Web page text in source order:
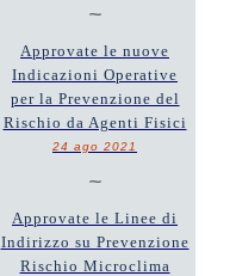
~
Approvate le nuove
Indicazioni Operative
per la Prevenzione del
Rischio da Agenti Fisici
24 ago 2021
~
Approvate le Linee di
Indirizzo su Prevenzione
Rischio Microclima